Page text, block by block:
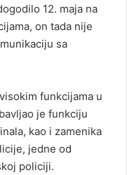
12. maja na
on tada nije
sa
funkcijama u
je funkciju
kao i zamenika
jedne od
policiji.